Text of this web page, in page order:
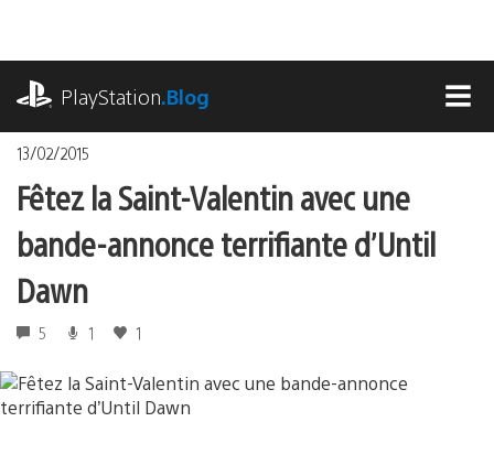
contenu
PlayStation.Blog
13/02/2015
Fêtez la Saint-Valentin avec une
bande-annonce terrifiante d’Until
Dawn
5 1 1